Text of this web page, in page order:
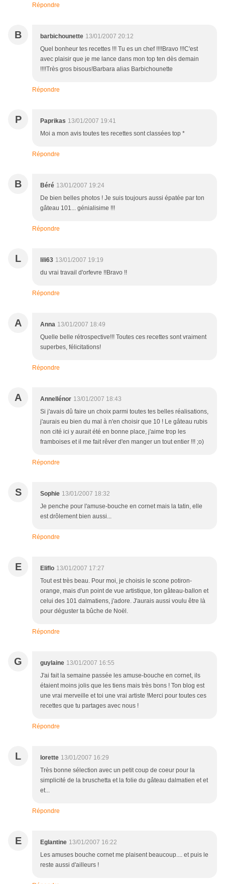
Répondre
B barbichounette 13/01/2007 20:12
Quel bonheur tes recettes !!! Tu es un chef !!!!Bravo !!!C'est
avec plaisir que je me lance dans mon top ten dès demain
!!!!Très gros bisous!Barbara alias Barbichounette
Répondre
P Paprikas 13/01/2007 19:41
Moi a mon avis toutes tes recettes sont classées top *
Répondre
B Béré 13/01/2007 19:24
De bien belles photos ! Je suis toujours aussi épatée par ton
gâteau 101... génialisime !!!
Répondre
L lili63 13/01/2007 19:19
du vrai travail d'orfevre !!Bravo !!
Répondre
A Anna 13/01/2007 18:49
Quelle belle rétrospective!!! Toutes ces recettes sont vraiment
superbes, félicitations!
Répondre
A Annellénor 13/01/2007 18:43
Si j'avais dû faire un choix parmi toutes tes belles réalisations,
j'aurais eu bien du mal à n'en choisir que 10 ! Le gâteau rubis
non cité ici y aurait été en bonne place, j'aime trop les
framboises et il me fait rêver d'en manger un tout entier !!! ;o)
Répondre
S Sophie 13/01/2007 18:32
Je penche pour l'amuse-bouche en cornet mais la tatin, elle
est drôlement bien aussi...
Répondre
E Eliflo 13/01/2007 17:27
Tout est très beau. Pour moi, je choisis le scone potiron-
orange, mais d'un point de vue artistique, ton gâteau-ballon et
celui des 101 dalmatiens, j'adore. J'aurais aussi voulu être là
pour déguster ta bûche de Noël.
Répondre
G guylaine 13/01/2007 16:55
J'ai fait la semaine passée les amuse-bouche en cornet, ils
étaient moins jolis que les tiens mais très bons ! Ton blog est
une vrai merveille et toi une vrai artiste !Merci pour toutes ces
recettes que tu partages avec nous !
Répondre
L lorette 13/01/2007 16:29
Très bonne sélection avec un petit coup de coeur pour la
simplicité de la bruschetta et la folie du gâteau dalmatien et et
et...
Répondre
E Eglantine 13/01/2007 16:22
Les amuses bouche cornet me plaisent beaucoup.... et puis le
reste aussi d'ailleurs !